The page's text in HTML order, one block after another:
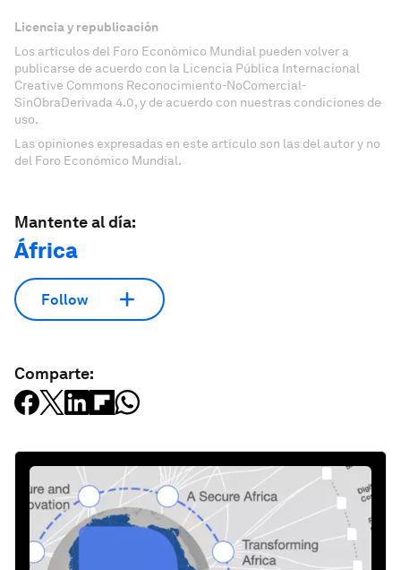
Licencia y republicación
Los artículos del Foro Económico Mundial pueden volver a
publicarse de acuerdo con la Licencia Pública Internacional
Creative Commons Reconocimiento-NoComercial-
SinObraDerivada 4.0, y de acuerdo con nuestras condiciones de
uso.
Las opiniones expresadas en este artículo son las del autor y no
del Foro Económico Mundial.
Mantente al día:
África
Follow
Comparte: